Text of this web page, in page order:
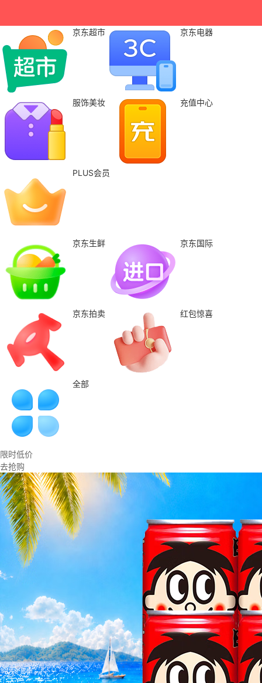
京东超市 京东电器
服饰美妆 充值中心
PLUS会员
京东生鲜 京东国际
京东拍卖 红包惊喜
全部
限时低价
去抢购